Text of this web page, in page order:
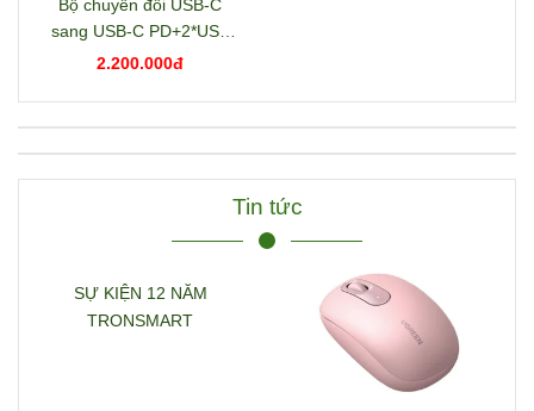
Bộ chuyển đổi USB-C
sang USB-C PD+2*USB
3.2+USB-C 3.2+2*USB
2.200.000đ
Tin tức
SỰ KIỆN 12 NĂM
TRONSMART